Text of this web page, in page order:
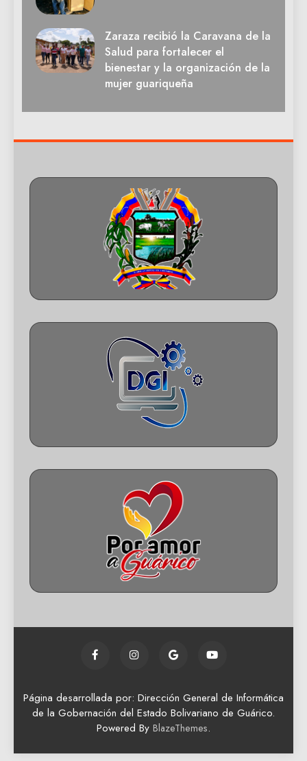
Zaraza recibió la Caravana de la
Salud para fortalecer el
bienestar y la organización de la
mujer guariqueña
Página desarrollada por: Dirección General de Informática
de la Gobernación del Estado Bolivariano de Guárico.
Powered By BlazeThemes.